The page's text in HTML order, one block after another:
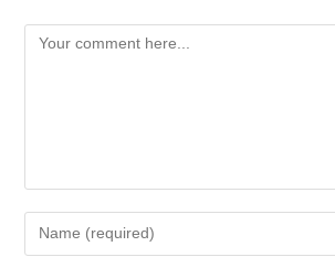
Comment
Enter
Your